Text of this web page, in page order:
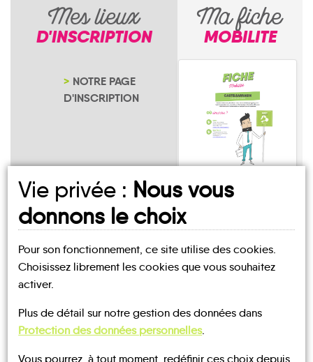
Mes lieux
D'INSCRIPTION
NOTRE PAGE
D'INSCRIPTION
Ma fiche
MOBILITE
Saint-Malo-de-
UN AVIS, UN TÉMOIGNAGE
Vie privée : Nous vous
donnons le choix
Pour son fonctionnement, ce site utilise des cookies.
Choisissez librement les cookies que vous souhaitez
activer.
Plus de détail sur notre gestion des données dans
Protection des données personnelles.
Vous pourrez, à tout moment, redéfinir ces choix depuis